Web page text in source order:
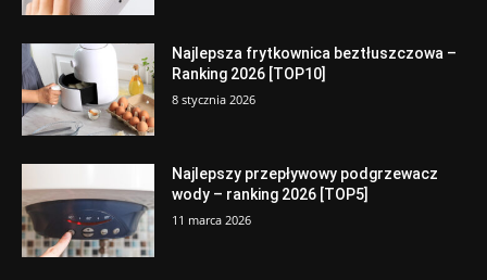
Najlepsza frytkownica beztłuszczowa –
Ranking 2026 [TOP10]
8 stycznia 2026
Najlepszy przepływowy podgrzewacz
wody – ranking 2026 [TOP5]
11 marca 2026